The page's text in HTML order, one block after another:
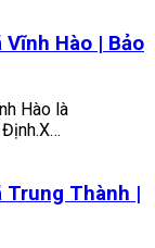
Hào | Bảo
Hào là
Trung Thành |